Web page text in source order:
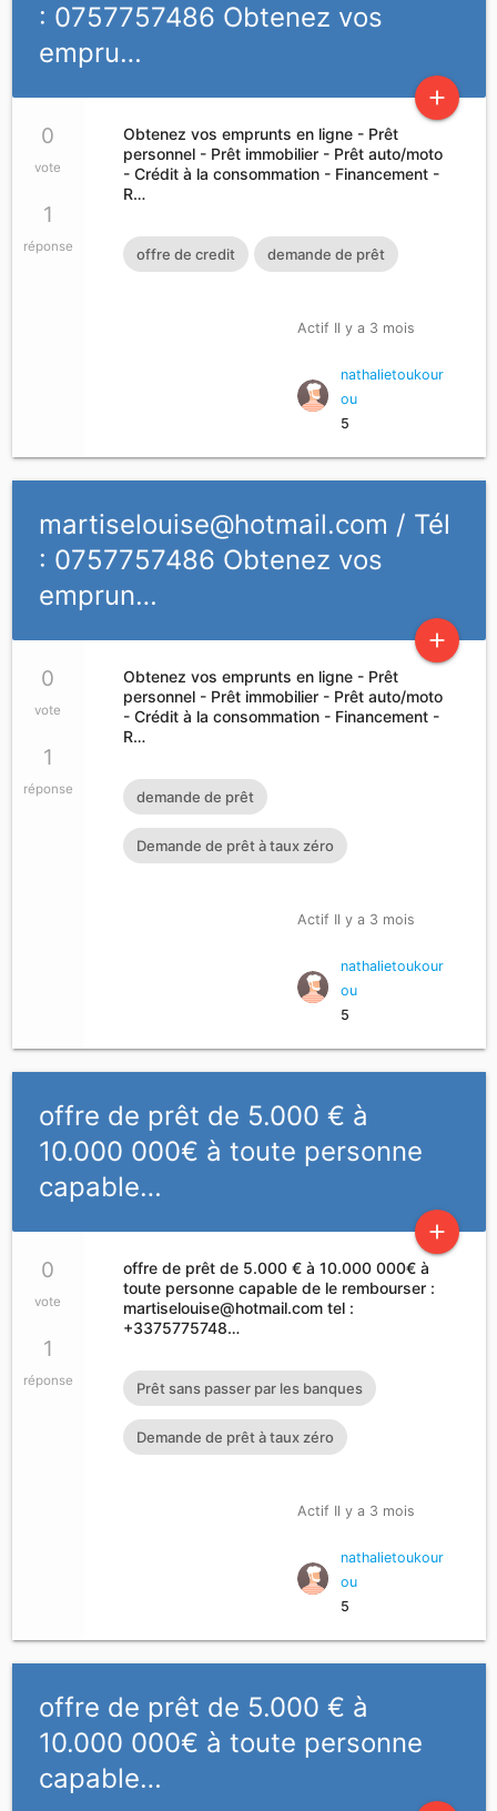
: 0757757486 Obtenez vos
empru…
add
0
vote
1
réponse
Obtenez vos emprunts en ligne - Prêt
personnel - Prêt immobilier - Prêt auto/moto
- Crédit à la consommation - Financement -
R…
offre de credit demande de prêt
Actif Il y a 3 mois
nathalietoukour
ou
5
martiselouise@hotmail.com / Tél
: 0757757486 Obtenez vos
emprun…
add
0
vote
1
réponse
Obtenez vos emprunts en ligne - Prêt
personnel - Prêt immobilier - Prêt auto/moto
- Crédit à la consommation - Financement -
R…
demande de prêt
Demande de prêt à taux zéro
Actif Il y a 3 mois
nathalietoukour
ou
5
offre de prêt de 5.000 € à
10.000 000€ à toute personne
capable…
add
0
vote
1
réponse
offre de prêt de 5.000 € à 10.000 000€ à
toute personne capable de le rembourser :
martiselouise@hotmail.comtel :
+3375775748…
Prêt sans passer par les banques
Demande de prêt à taux zéro
Actif Il y a 3 mois
nathalietoukour
ou
5
offre de prêt de 5.000 € à
10.000 000€ à toute personne
capable…